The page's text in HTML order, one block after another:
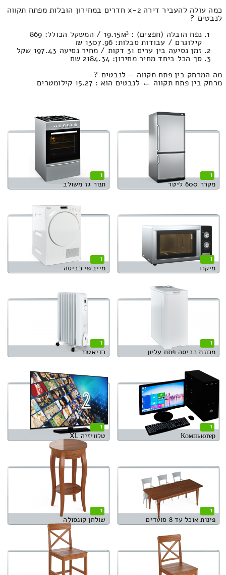
כמה עולה להעביר דירה 2-x חדרים במחירון הובלות מפתח תקווה
לנבטים ?
נפח הובלה (חפצים) : 19.15м³ / המשקל הכולל: 869
קילוגרם / עבודות סבלות: 1307.96 ₪
זמן נסיעה בין ערים 31 דקות / מחיר נסיעה 197.43 שקל
סך הכל ביחד מחיר מחירון: 2184.34 שח
מה המרחק בין פתח תקווה — לנבטים ?
מרחק בין פתח תקווה ← לנבטים הוא : 15.27 קילומטרים
1
מקרר 600 ליטר
1
תנור גז משולב
1
מיקרו
1
מייבשי כביסה
1
מכונת כביסה פתח עליון
1
רדיאטור
1
Компьютер
1
טלוויזיה XL
1
פינות אוכל עד 8 סועדים
1
שולחן קונסולה